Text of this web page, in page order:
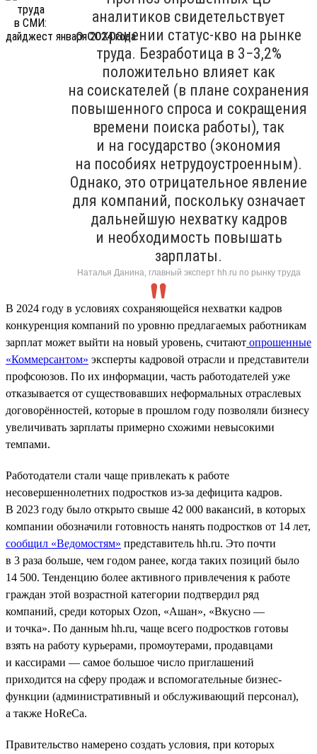
аналитиков свидетельствует
о сохранении статус-кво на рынке
труда. Безработица в 3−3,2%
положительно влияет как
на соискателей (в плане сохранения
повышенного спроса и сокращения
времени поиска работы), так
и на государство (экономия
на пособиях нетрудоустроенным).
Однако, это отрицательное явление
для компаний, поскольку означает
дальнейшую нехватку кадров
и необходимость повышать
зарплаты.
Наталья Данина, главный эксперт hh.ru по рынку труда
В 2024 году в условиях сохраняющейся нехватки кадров
конкуренция компаний по уровню предлагаемых работникам
зарплат может выйти на новый уровень, считают опрошенные
«Коммерсантом» эксперты кадровой отрасли и представители
профсоюзов. По их информации, часть работодателей уже
отказывается от существовавших неформальных отраслевых
договорённостей, которые в прошлом году позволяли бизнесу
увеличивать зарплаты примерно схожими невысокими
темпами.
Работодатели стали чаще привлекать к работе
несовершеннолетних подростков из-за дефицита кадров.
В 2023 году было открыто свыше 42 000 вакансий, в которых
компании обозначили готовность нанять подростков от 14 лет,
сообщил «Ведомостям» представитель hh.ru. Это почти
в 3 раза больше, чем годом ранее, когда таких позиций было
14 500. Тенденцию более активного привлечения к работе
граждан этой возрастной категории подтвердил ряд
компаний, среди которых Ozon, «Ашан», «Вкусно —
и точка». По данным hh.ru, чаще всего подростков готовы
взять на работу курьерами, промоутерами, продавцами
и кассирами — самое большое число приглашений
приходится на сферу продаж и вспомогательные бизнес-
функции (административный и обслуживающий персонал),
а также HoReCa.
Правительство намерено создать условия, при которых